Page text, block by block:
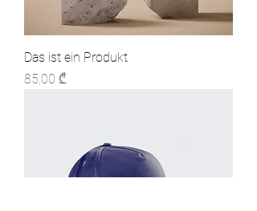
Das ist ein Produkt
Preis
85,00 ₾